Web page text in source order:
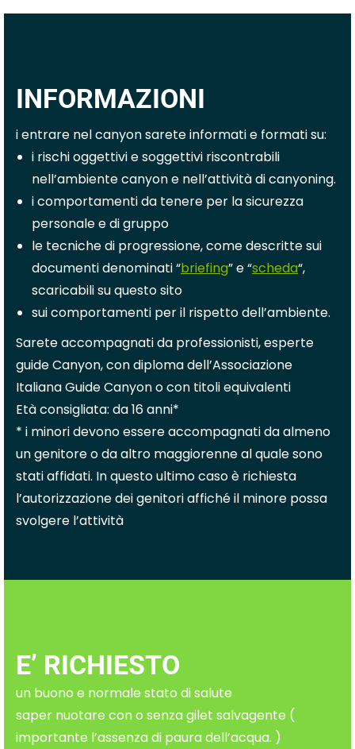
INFORMAZIONI
i entrare nel canyon sarete informati e formati su:
i rischi oggettivi e soggettivi riscontrabili
nell’ambiente canyon e nell’attività di canyoning.
i comportamenti da tenere per la sicurezza
personale e di gruppo
le tecniche di progressione, come descritte sui
documenti denominati “briefing” e “scheda“,
scaricabili su questo sito
sui comportamenti per il rispetto dell’ambiente.
Sarete accompagnati da professionisti, esperte
guide Canyon, con diploma dell’Associazione
Italiana Guide Canyon o con titoli equivalenti
Età consigliata: da 16 anni*
* i minori devono essere accompagnati da almeno
un genitore o da altro maggiorenne al quale sono
stati affidati. In questo ultimo caso è richiesta
l’autorizzazione dei genitori affiché il minore possa
svolgere l’attività
E’ RICHIESTO
un buono e normale stato di salute
saper nuotare con o senza gilet salvagente (
importante l’assenza di paura dell’acqua. )